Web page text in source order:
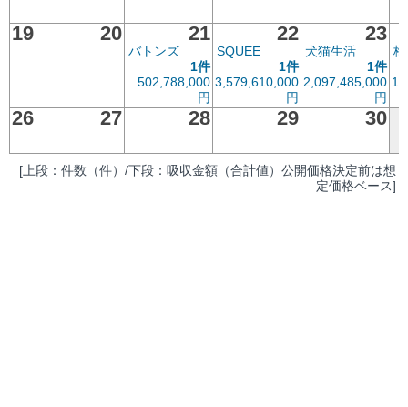
19
20 21
バトンズ
1件
502,788,000
円
22
SQUEE
1件
3,579,610,000
円
23
犬猫生活
1件
2,097,485,000
円
26 27 28 29 30
[上段：件数（件）/下段：吸収金額（合計値）公開価格決定前は想
定価格ベース]